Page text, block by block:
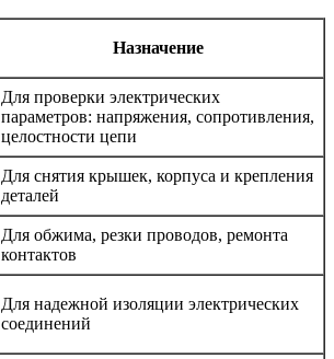
Назначение
Для проверки электрических
параметров: напряжения, сопротивления,
целостности цепи
Для снятия крышек, корпуса и крепления
деталей
Для обжима, резки проводов, ремонта
контактов
Для надежной изоляции электрических
соединений